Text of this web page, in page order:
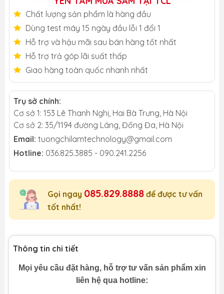
Chất lượng sản phẩm là hàng đầu
Dùng test máy 15 ngày đầu lỗi 1 đổi 1
Hỗ trợ và hậu mãi sau bán hàng tốt nhất
Hỗ trợ trả góp lãi suất thấp
Giao hàng toàn quốc nhanh nhất
Trụ sở chính:
Cơ sở 1: 153 Lê Thanh Nghị, Hai Bà Trưng, Hà Nội
Cơ sở 2: 35/1194 đường Láng, Đống Đa, Hà Nội
Email: tuongchilamtechnology@gmail.com
Hotline: 036.825.3885 - 090.241.2256
Gọi ngay 085.829.8888 để được tư vấn
tốt nhất!
Thông tin chi tiết
Mọi yêu cầu đặt hàng, hỗ trợ tư vấn sản phẩm xin
liên hệ qua hotline: